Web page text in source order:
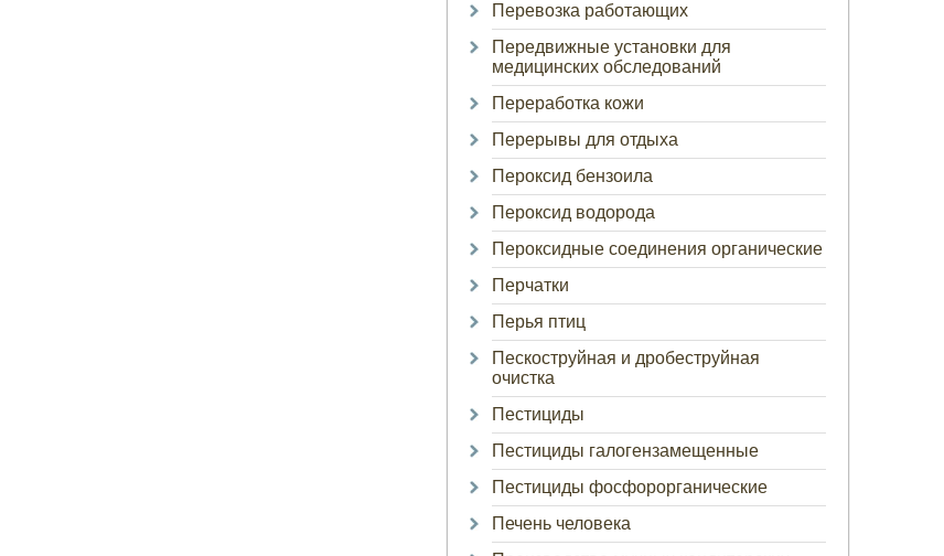
Перевозка работающих
Передвижные установки для
медицинских обследований
Переработка кожи
Перерывы для отдыха
Пероксид бензоила
Пероксид водорода
Пероксидные соединения органические
Перчатки
Перья птиц
Пескоструйная и дробеструйная
очистка
Пестициды
Пестициды галогензамещенные
Пестициды фосфорорганические
Печень человека